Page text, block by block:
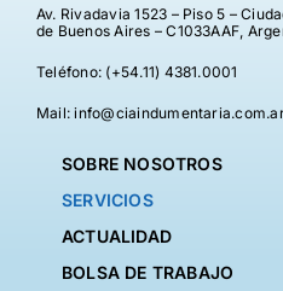
Av. Rivadavia 1523 – Piso 5 –
de Buenos Aires – C1033AAF,
Teléfono: (+54.11) 4381.0001
Mail:
SOBRE NOSOTROS
SERVICIOS
ACTUALIDAD
BOLSA DE TRABAJO